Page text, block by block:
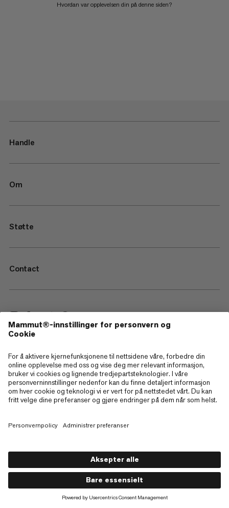
Hvordan var opplevelsen din på denne siden?
Handle
Om
Støtte
Contact
—
Sitemap
Cookies
Juridisk merknad
Retningslinjer for personvern